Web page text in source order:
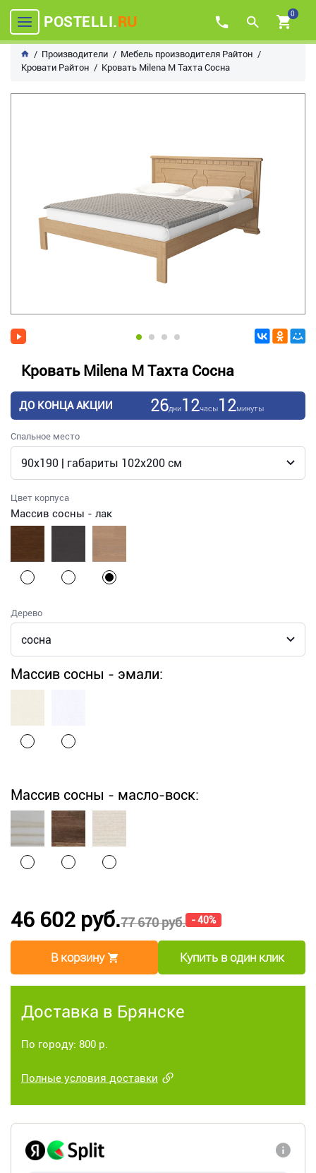
POSTELLI.RU 0
Производители
Мебель производителя Райтон
Кровати Райтон
Кровать Milena М Тахта Сосна
Кровать Milena М Тахта Сосна
ДО КОНЦА АКЦИИ 26дни12часы12минуты
Спальное место
Цвет корпуса
Массив сосны - лак
Дерево
Массив сосны - эмали:
Массив сосны - масло-воск:
77 670 руб. - 40%
46 602 руб.
В корзину Купить в один клик
Доставка в Брянске
По городу: 800 р.
Полные условия доставки